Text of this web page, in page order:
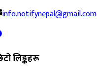
info.notifynepal@gmail.com
लिङ्कहरू